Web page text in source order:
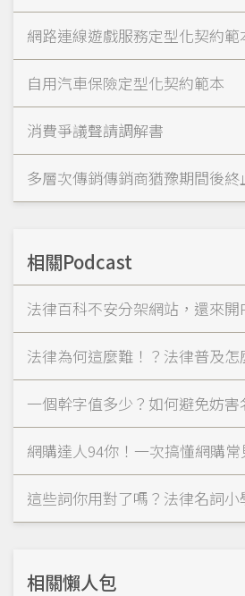
網路連線遊戲服務定型化契約範
自用汽車保險定型化契約範本
消費爭議聲請調解書
多層次傳銷傳銷商猶豫期間後終
相關Podcast
法律百科不安分架網站，還來開
法律為何這麼難！？法律普及怎
一個幹字值多少？如何避免妨害
網購達人94你！一次搞懂網購常
這些詞你用對了嗎？法律名詞小
相關懶人包